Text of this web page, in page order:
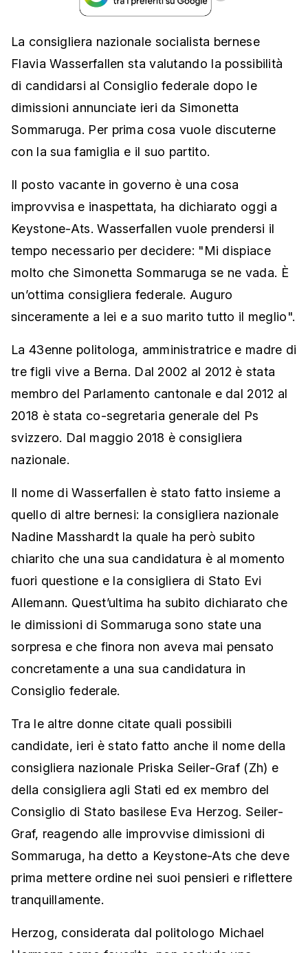
La consigliera nazionale socialista bernese
Flavia Wasserfallen sta valutando la possibilità
di candidarsi al Consiglio federale dopo le
dimissioni annunciate ieri da Simonetta
Sommaruga. Per prima cosa vuole discuterne
con la sua famiglia e il suo partito.
Il posto vacante in governo è una cosa
improvvisa e inaspettata, ha dichiarato oggi a
Keystone-Ats. Wasserfallen vuole prendersi il
tempo necessario per decidere: "Mi dispiace
molto che Simonetta Sommaruga se ne vada. È
un’ottima consigliera federale. Auguro
sinceramente a lei e a suo marito tutto il meglio".
La 43enne politologa, amministratrice e madre di
tre figli vive a Berna. Dal 2002 al 2012 è stata
membro del Parlamento cantonale e dal 2012 al
2018 è stata co-segretaria generale del Ps
svizzero. Dal maggio 2018 è consigliera
nazionale.
Il nome di Wasserfallen è stato fatto insieme a
quello di altre bernesi: la consigliera nazionale
Nadine Masshardt la quale ha però subito
chiarito che una sua candidatura è al momento
fuori questione e la consigliera di Stato Evi
Allemann. Quest’ultima ha subito dichiarato che
le dimissioni di Sommaruga sono state una
sorpresa e che finora non aveva mai pensato
concretamente a una sua candidatura in
Consiglio federale.
Tra le altre donne citate quali possibili
candidate, ieri è stato fatto anche il nome della
consigliera nazionale Priska Seiler-Graf (Zh) e
della consigliera agli Stati ed ex membro del
Consiglio di Stato basilese Eva Herzog. Seiler-
Graf, reagendo alle improvvise dimissioni di
Sommaruga, ha detto a Keystone-Ats che deve
prima mettere ordine nei suoi pensieri e riflettere
tranquillamente.
Herzog, considerata dal politologo Michael